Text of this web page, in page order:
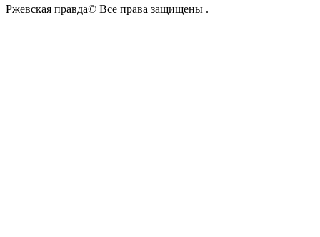
Ржевская правда© Все права защищены .